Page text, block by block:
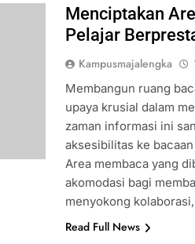
Menciptakan
Pelajar
Kampusmajalengka
Membangun ruang
upaya krusial dalam
zaman informasi ini
aksesibilitas ke
Area membaca yang
akomodasi bagi
menyokong
Read Full News